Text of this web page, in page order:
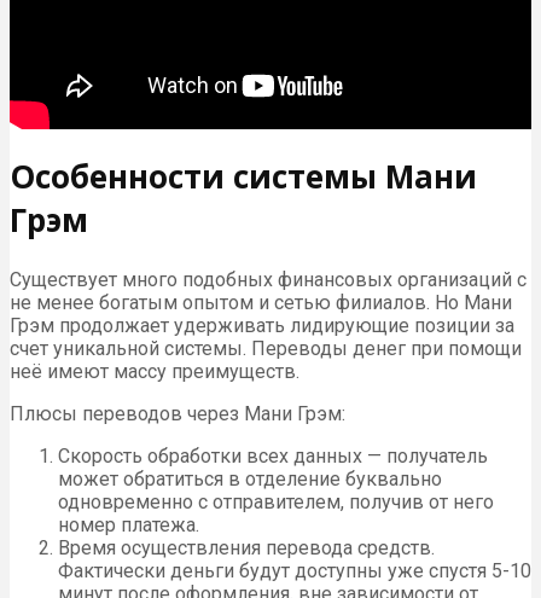
Особенности системы Мани
Грэм
Существует много подобных финансовых организаций с
не менее богатым опытом и сетью филиалов. Но Мани
Грэм продолжает удерживать лидирующие позиции за
счет уникальной системы. Переводы денег при помощи
неё имеют массу преимуществ.
Плюсы переводов через Мани Грэм:
Скорость обработки всех данных — получатель
может обратиться в отделение буквально
одновременно с отправителем, получив от него
номер платежа.
Время осуществления перевода средств.
Фактически деньги будут доступны уже спустя 5-10
минут после оформления, вне зависимости от